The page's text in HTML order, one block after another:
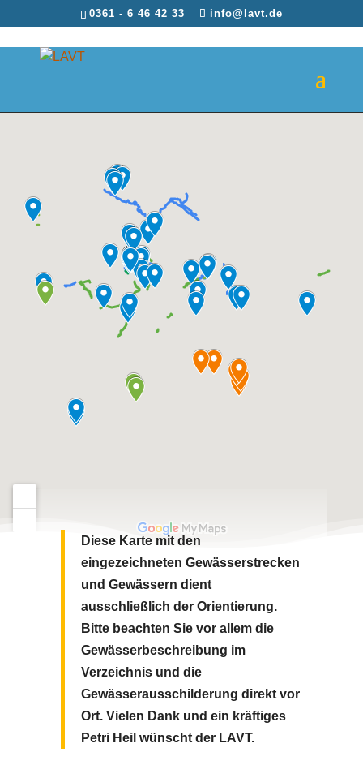
0361 - 6 46 42 33 info@lavt.de
Diese Karte mit den
eingezeichneten Gewässerstrecken
und Gewässern dient
ausschließlich der Orientierung.
Bitte beachten Sie vor allem die
Gewässerbeschreibung im
Verzeichnis und die
Gewässerausschilderung direkt vor
Ort. Vielen Dank und ein kräftiges
Petri Heil wünscht der LAVT.